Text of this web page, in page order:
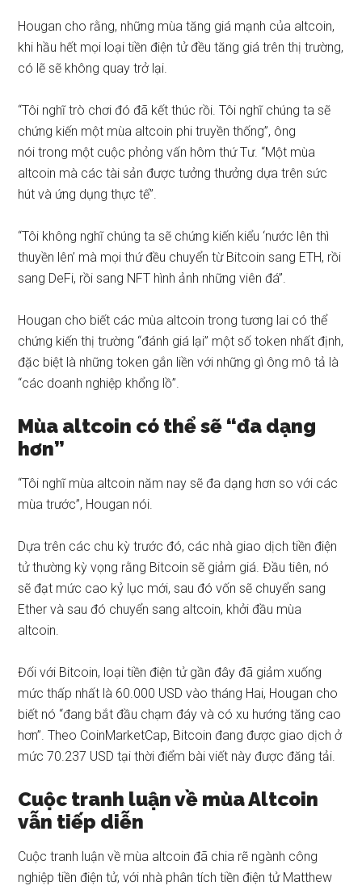
Hougan cho rằng, những mùa tăng giá mạnh của altcoin,
khi hầu hết mọi loại tiền điện tử đều tăng giá trên thị trường,
có lẽ sẽ không quay trở lại.
“Tôi nghĩ trò chơi đó đã kết thúc rồi. Tôi nghĩ chúng ta sẽ
chứng kiến ​​một mùa altcoin phi truyền thống”, ông
nói trong một cuộc phỏng vấn hôm thứ Tư. “Một mùa
altcoin mà các tài sản được tưởng thưởng dựa trên sức
hút và ứng dụng thực tế”.
“Tôi không nghĩ chúng ta sẽ chứng kiến ​​kiểu ‘nước lên thì
thuyền lên’ mà mọi thứ đều chuyển từ Bitcoin sang ETH, rồi
sang DeFi, rồi sang NFT hình ảnh những viên đá”.
Hougan cho biết các mùa altcoin trong tương lai có thể
chứng kiến ​​thị trường “đánh giá lại” một số token nhất định,
đặc biệt là những token gắn liền với những gì ông mô tả là
“các doanh nghiệp khổng lồ”.
Mùa altcoin có thể sẽ “đa dạng
hơn”
“Tôi nghĩ mùa altcoin năm nay sẽ đa dạng hơn so với các
mùa trước”, Hougan nói.
Dựa trên các chu kỳ trước đó, các nhà giao dịch tiền điện
tử thường kỳ vọng rằng Bitcoin sẽ giảm giá. Đầu tiên, nó
sẽ đạt mức cao kỷ lục mới, sau đó vốn sẽ chuyển sang
Ether và sau đó chuyển sang altcoin, khởi đầu mùa
altcoin.
Đối với Bitcoin, loại tiền điện tử gần đây đã giảm xuống
mức thấp nhất là 60.000 USD vào tháng Hai, Hougan cho
biết nó “đang bắt đầu chạm đáy và có xu hướng tăng cao
hơn”. Theo CoinMarketCap, Bitcoin đang được giao dịch ở
mức 70.237 USD tại thời điểm bài viết này được đăng tải.
Cuộc tranh luận về mùa Altcoin
vẫn tiếp diễn
Cuộc tranh luận về mùa altcoin đã chia rẽ ngành công
nghiệp tiền điện tử, với nhà phân tích tiền điện tử Matthew